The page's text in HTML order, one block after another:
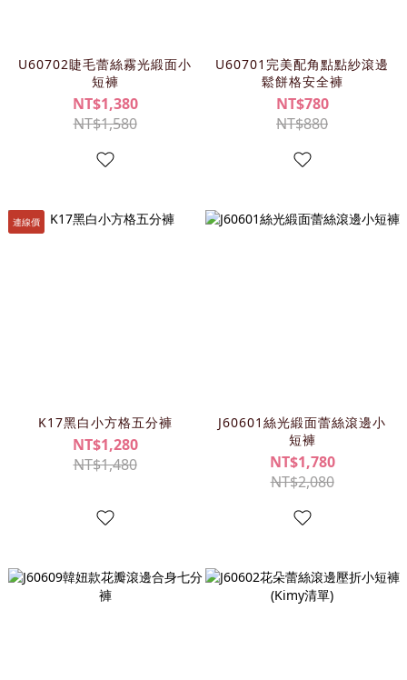
U60702睫毛蕾絲霧光緞面小
短褲
NT$1,380
NT$1,580
U60701完美配角點點紗滾邊
鬆餅格安全褲
NT$780
NT$880
連線價
K17黑白小方格五分褲
NT$1,280
NT$1,480
J60601絲光緞面蕾絲滾邊小
短褲
NT$1,780
NT$2,080